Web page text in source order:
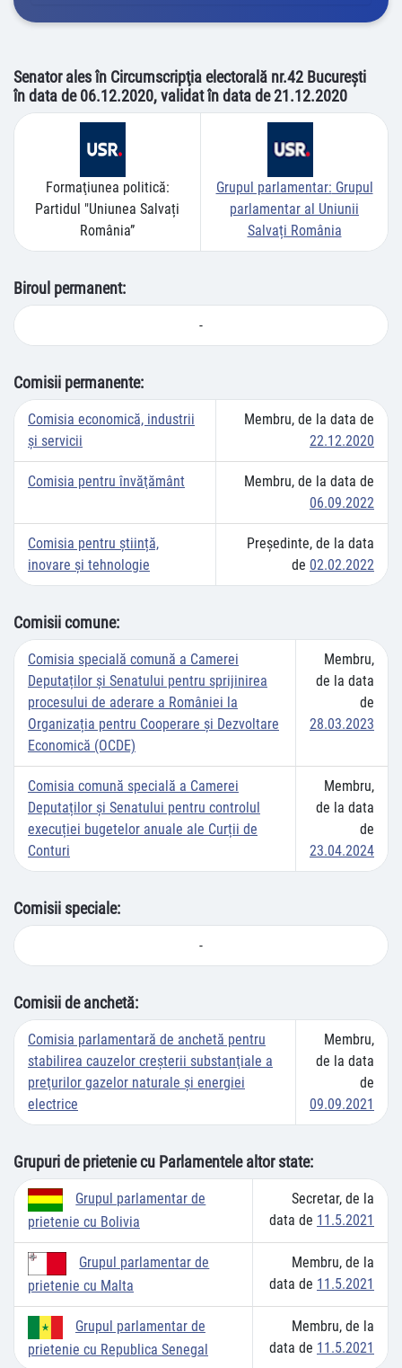
Senator ales în Circumscripţia electorală nr.42 Bucureşti
în data de 06.12.2020, validat în data de 21.12.2020
Formaţiunea politică:
Partidul "Uniunea Salvați
România”
Grupul parlamentar: Grupul
parlamentar al Uniunii
Salvați România
Biroul permanent:
-
Comisii permanente:
Comisia economică, industrii
şi servicii
Membru, de la data de
22.12.2020
Comisia pentru învăţământ
Membru, de la data de
06.09.2022
Comisia pentru știință,
inovare și tehnologie
Preşedinte, de la data
de 02.02.2022
Comisii comune:
Comisia specială comună a Camerei
Deputaților și Senatului pentru sprijinirea
procesului de aderare a României la
Organizația pentru Cooperare și Dezvoltare
Economică (OCDE)
Membru,
de la data
de
28.03.2023
Comisia comună specială a Camerei
Deputaților și Senatului pentru controlul
execuției bugetelor anuale ale Curții de
Conturi
Membru,
de la data
de
23.04.2024
Comisii speciale:
-
Comisii de anchetă:
Comisia parlamentară de anchetă pentru
stabilirea cauzelor creşterii substanţiale a
preţurilor gazelor naturale şi energiei
electrice
Membru,
de la data
de
09.09.2021
Grupuri de prietenie cu Parlamentele altor state:
Grupul parlamentar de
prietenie cu Bolivia
Secretar, de la
data de 11.5.2021
Grupul parlamentar de
prietenie cu Malta
Membru, de la
data de 11.5.2021
Grupul parlamentar de
prietenie cu Republica Senegal
Membru, de la
data de 11.5.2021